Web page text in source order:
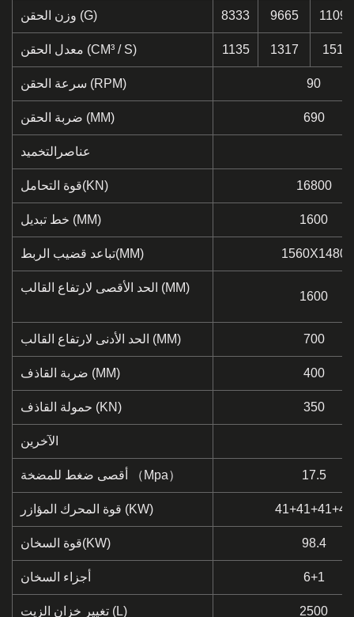
وزن الحقن (G) 8333 9665 11095
معدل الحقن (CM³ / S) 1135 1317 1512
سرعة الحقن (RPM) 90
ضربة الحقن (MM) 690
عناصرالتخميد
قوة التحامل(KN) 16800
خط تبديل (MM) 1600
تباعد قضيب الربط(MM) 1560X1480
الحد الأقصى لارتفاع القالب (MM)
1600
الحد الأدنى لارتفاع القالب (MM) 700
ضربة القاذف (MM) 400
حمولة القاذف (KN) 350
الآخرين
أقصى ضغط للمضخة （Mpa） 17.5
قوة المحرك المؤازر (KW) 41+41+41+41
قوة السخان(KW) 98.4
أجزاء السخان 6+1
تغيير خزان الزيت (L) 2500